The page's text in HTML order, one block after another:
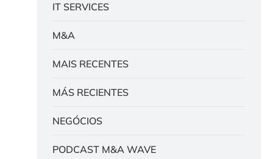
IT SERVICES
M&A
MAIS RECENTES
MÁS RECIENTES
NEGÓCIOS
PODCAST M&A WAVE